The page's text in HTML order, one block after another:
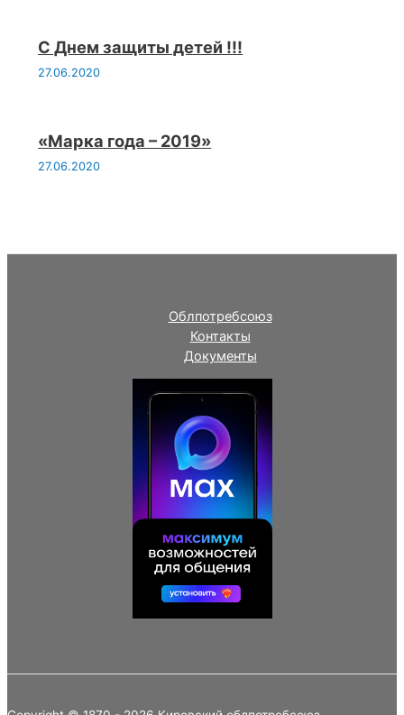
С Днем защиты детей !!!
27.06.2020
«Марка года – 2019»
27.06.2020
Облпотребсоюз
Контакты
Документы